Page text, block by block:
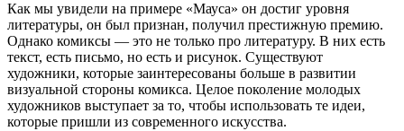
Как мы увидели на примере «Мауса» он достиг уровня
литературы, он был признан, получил престижную премию.
Однако комиксы — это не только про литературу. В них есть
текст, есть письмо, но есть и рисунок. Существуют
художники, которые заинтересованы больше в развитии
визуальной стороны комикса. Целое поколение молодых
художников выступает за то, чтобы использовать те идеи,
которые пришли из современного искусства.